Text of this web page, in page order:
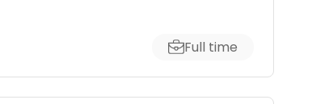
Full time